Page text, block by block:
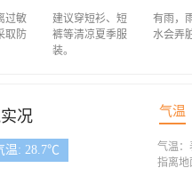
过敏
取防
建议穿短衫、短
裤等清凉夏季服
装。
有雨，
水会弄
况 气温
温: 28.7℃
气温：
指离地